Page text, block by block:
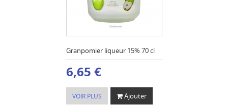
Granpomier liqueur 15% 70 cl
6,65 €
VOIR PLUS Ajouter